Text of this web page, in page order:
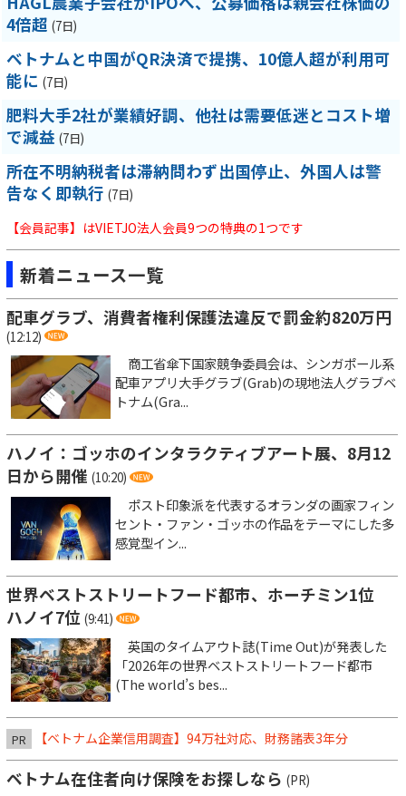
4倍超 (7日)
ベトナムと中国がQR決済で提携、10億人超が利用可
能に (7日)
肥料大手2社が業績好調、他社は需要低迷とコスト増
で減益 (7日)
所在不明納税者は滞納問わず出国停止、外国人は警
告なく即執行 (7日)
【会員記事】はVIETJO法人会員9つの特典の1つです
新着ニュース一覧
配車グラブ、消費者権利保護法違反で罰金約820万円
(12:12)
商工省傘下国家競争委員会は、シンガポール系
配車アプリ大手グラブ(Grab)の現地法人グラブベ
トナム(Gra...
ハノイ：ゴッホのインタラクティブアート展、8月12
日から開催 (10:20)
ポスト印象派を代表するオランダの画家フィン
セント・ファン・ゴッホの作品をテーマにした多
感覚型イン...
世界ベストストリートフード都市、ホーチミン1位
ハノイ7位 (9:41)
英国のタイムアウト誌(Time Out)が発表した
「2026年の世界ベストストリートフード都市
(The world’s bes...
PR 【ベトナム企業信用調査】94万社対応、財務諸表3年分
ベトナム在住者向け保険をお探しなら (PR)